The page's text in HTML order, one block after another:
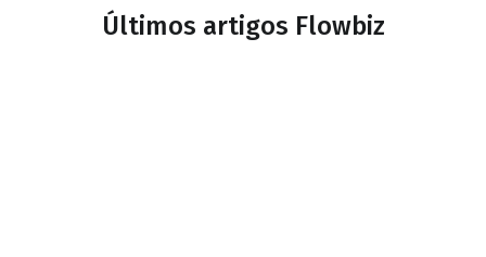
Últimos artigos Flowbiz